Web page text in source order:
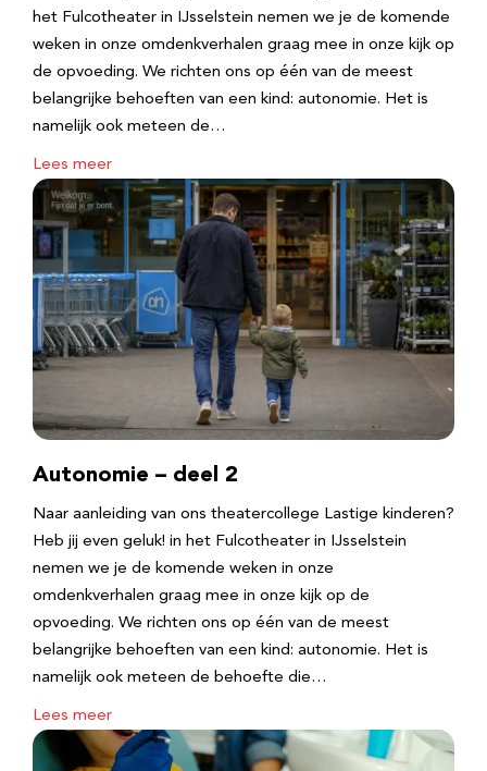
het Fulcotheater in IJsselstein nemen we je de komende
weken in onze omdenkverhalen graag mee in onze kijk op
de opvoeding. We richten ons op één van de meest
belangrijke behoeften van een kind: autonomie. Het is
namelijk ook meteen de…
Lees meer
Autonomie – deel 2
Naar aanleiding van ons theatercollege Lastige kinderen?
Heb jij even geluk! in het Fulcotheater in IJsselstein
nemen we je de komende weken in onze
omdenkverhalen graag mee in onze kijk op de
opvoeding. We richten ons op één van de meest
belangrijke behoeften van een kind: autonomie. Het is
namelijk ook meteen de behoefte die…
Lees meer